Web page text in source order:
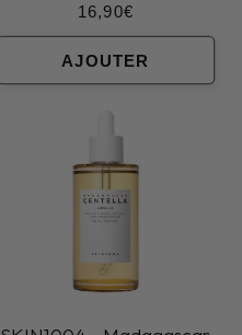
Prix
habituel
16,90€
AJOUTER